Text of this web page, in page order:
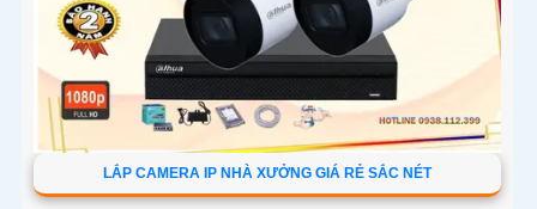
LẮP CAMERA IP NHÀ XƯỞNG GIÁ RẺ SẮC NÉT